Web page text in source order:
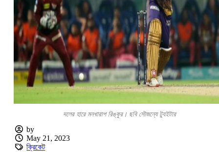
দলের হারে মনখারাপ রিঙ্কুর। ছবি সৌজন্যে ট্যুইটার
by
May 21, 2023
ক্রিকেট